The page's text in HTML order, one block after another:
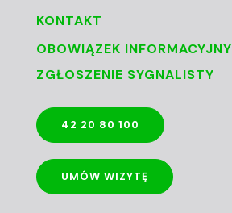
KONTAKT
OBOWIĄZEK INFORMACYJNY
ZGŁOSZENIE SYGNALISTY
42 20 80 100
UMÓW WIZYTĘ